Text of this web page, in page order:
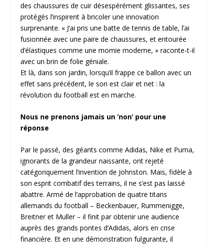
des chaussures de cuir désespérément glissantes, ses
protégés l’inspirent à bricoler une innovation
surprenante. « J’ai pris une batte de tennis de table, l’ai
fusionnée avec une paire de chaussures, et entourée
d’élastiques comme une momie moderne, » raconte-t-il
avec un brin de folie géniale.
Et là, dans son jardin, lorsqu’il frappe ce ballon avec un
effet sans précédent, le son est clair et net : la
révolution du football est en marche.
Nous ne prenons jamais un ‘non’ pour une
réponse
Par le passé, des géants comme Adidas, Nike et Puma,
ignorants de la grandeur naissante, ont rejeté
catégoriquement l’invention de Johnston. Mais, fidèle à
son esprit combatif des terrains, il ne s’est pas laissé
abattre. Armé de l’approbation de quatre titans
allemands du football – Beckenbauer, Rummenigge,
Breitner et Muller – il finit par obtenir une audience
auprès des grands pontes d’Adidas, alors en crise
financière. Et en une démonstration fulgurante, il